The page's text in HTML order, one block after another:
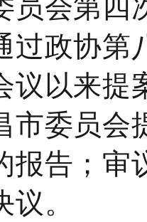
过政协第
议以来提
市委员会
报告；审
。